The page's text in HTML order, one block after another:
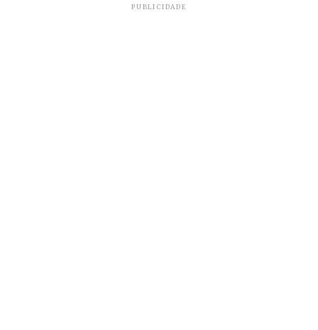
PUBLICIDADE